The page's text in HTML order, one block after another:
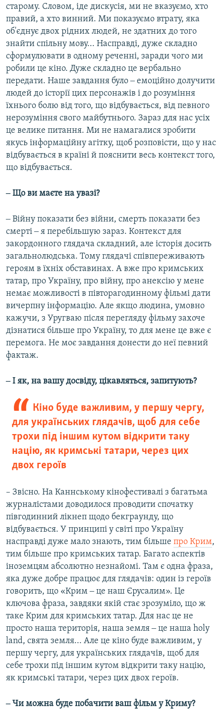
старому. Словом, іде дискусія, ми не вказуємо, хто
правий, а хто винний. Ми показуємо втрату, яка
об'єднує двох рідних людей, не здатних до того
знайти спільну мову... Насправді, дуже складно
сформулювати в одному реченні, заради чого ми
робили це кіно. Дуже складно це вербально
передати. Наше завдання було ‒ емоційно долучити
людей до історії цих персонажів і до розуміння
їхнього болю від того, що відбувається, від певного
нерозуміння свого майбутнього. Зараз для нас усіх
це велике питання. Ми не намагалися зробити
якусь інформаційну агітку, щоб розповісти, що у нас
відбувається в країні й пояснити весь контекст того,
що відбувається.
‒ Що ви маєте на увазі?
‒ Війну показати без війни, смерть показати без
смерті ‒ я перебільшую зараз. Контекст для
закордонного глядача складний, але історія досить
загальнолюдська. Тому глядачі співпереживають
героям в їхніх обставинах. А вже про кримських
татар, про Україну, про війну, про анексію у мене
немає можливості в півторагодинному фільмі дати
вичерпну інформацію. Але якщо людина, умовно
кажучи, з Уругваю після перегляду фільму захоче
дізнатися більше про Україну, то для мене це вже є
перемога. Не моє завдання донести до неї певний
фактаж.
‒ І як, на вашу досвіду, цікавляться, запитують?
Кіно буде важливим, у першу чергу,
для українських глядачів, щоб для себе
трохи під іншим кутом відкрити таку
націю, як кримські татари, через цих
двох героїв
– Звісно. На Каннському кінофестивалі з багатьма
журналістами доводилося проводити спочатку
півгодинний лікнеп щодо бекграунду, що
відбувається. У принципі у світі про Україну
насправді дуже мало знають, тим більше про Крим,
тим більше про кримських татар. Багато аспектів
іноземцям абсолютно незнайомі. Там є одна фраза,
яка дуже добре працює для глядачів: один із героїв
говорить, що «Крим ‒ це наш Єрусалим». Це
ключова фраза, завдяки якій стає зрозуміло, що ж
таке Крим для кримських татар. Для нас це не
просто наша територія, наша земля ‒ це наша holy
land, свята земля... Але це кіно буде важливим, у
першу чергу, для українських глядачів, щоб для
себе трохи під іншим кутом відкрити таку націю,
як кримські татари, через цих двох героїв.
‒ Чи можна буде побачити ваш фільм у Криму?